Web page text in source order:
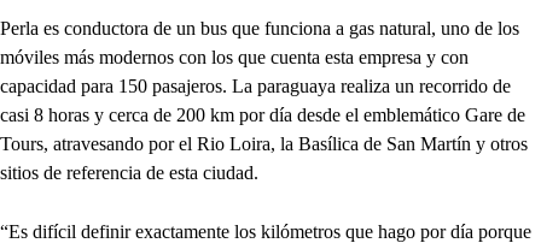
Perla es conductora de un bus que funciona a gas natural, uno de los
móviles más modernos con los que cuenta esta empresa y con
capacidad para 150 pasajeros. La paraguaya realiza un recorrido de
casi 8 horas y cerca de 200 km por día desde el emblemático Gare de
Tours, atravesando por el Rio Loira, la Basílica de San Martín y otros
sitios de referencia de esta ciudad.
“Es difícil definir exactamente los kilómetros que hago por día porque